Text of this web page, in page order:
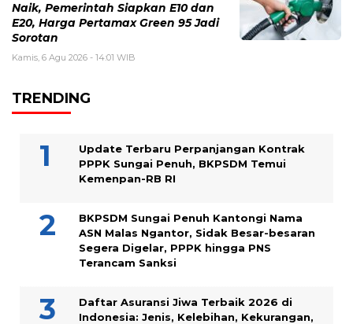
Naik, Pemerintah Siapkan E10 dan
E20, Harga Pertamax Green 95 Jadi
Sorotan
Kamis, 6 Agu 2026 - 14:01 WIB
TRENDING
Update Terbaru Perpanjangan Kontrak
PPPK Sungai Penuh, BKPSDM Temui
Kemenpan-RB RI
BKPSDM Sungai Penuh Kantongi Nama
ASN Malas Ngantor, Sidak Besar-besaran
Segera Digelar, PPPK hingga PNS
Terancam Sanksi
Daftar Asuransi Jiwa Terbaik 2026 di
Indonesia: Jenis, Kelebihan, Kekurangan,